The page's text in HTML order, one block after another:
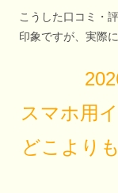
こうした口コミ・
印象ですが、実際
スマホ用
どこより